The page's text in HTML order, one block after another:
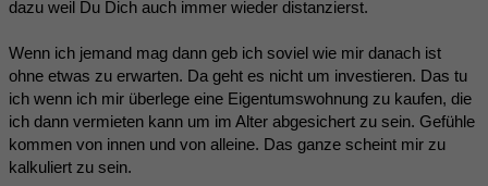
dazu weil Du Dich auch immer wieder distanzierst.
Wenn ich jemand mag dann geb ich soviel wie mir danach ist
ohne etwas zu erwarten. Da geht es nicht um investieren. Das tu
ich wenn ich mir überlege eine Eigentumswohnung zu kaufen, die
ich dann vermieten kann um im Alter abgesichert zu sein. Gefühle
kommen von innen und von alleine. Das ganze scheint mir zu
kalkuliert zu sein.